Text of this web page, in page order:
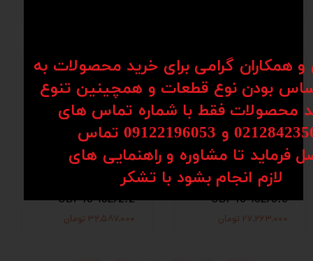
اسپیندل
هواخنکHQD
GDF46-18Z/3.5
۲۷,۲۶۳,۰۰۰ تومان
اسپیندل
GDF46-18Z/2.2
۳۲,۵۸۷,۰۰۰ تومان
همکاران گرامی برای خرید محصولات به
بودن نوع قطعات و همچینین تنوع
کد محصولات فقط با شماره تماس های
و 09122196053​​​​​​​ تماس
فرماید تا مشاوره و راهنمایی های
​​​​​​​لازم انجام بشود با تشکر​​​​​​​